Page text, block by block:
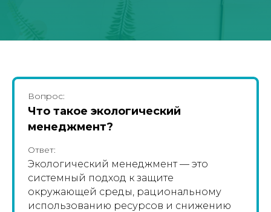
Вопрос:
Что такое экологический
менеджмент?
Ответ:
Экологический менеджмент — это
системный подход к защите
окружающей среды, рациональному
использованию ресурсов и снижению